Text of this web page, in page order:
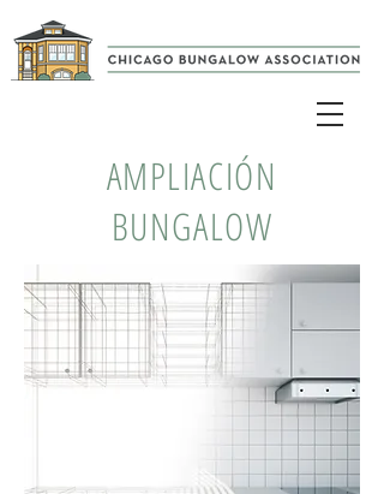
AMPLIACIÓN
BUNGALOW